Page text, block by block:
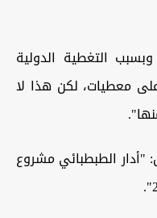
التغطية الدولية
معطيات، لكن هذا لا
"أدار الطبطبائي مشروع